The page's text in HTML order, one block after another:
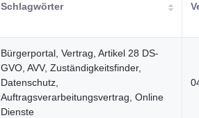
Schlagwörter
Bürgerportal, Vertrag, Artikel 28 DS-
GVO, AVV, Zuständigkeitsfinder,
Datenschutz,
Auftragsverarbeitungsvertrag, Online
Dienste